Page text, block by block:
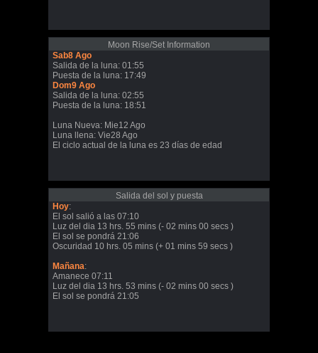
Moon Rise/Set Information
Sab8 Ago
Salida de la luna: 01:55
Puesta de la luna: 17:49
Dom9 Ago
Salida de la luna: 02:55
Puesta de la luna: 18:51
Luna Nueva: Mie12 Ago
Luna llena: Vie28 Ago
El ciclo actual de la luna es 23 días de edad
Salida del sol y puesta
Hoy:
El sol salió a las 07:10
Luz del dia 13 hrs. 55 mins (- 02 mins 00 secs )
El sol se pondrá 21:06
Oscuridad 10 hrs. 05 mins (+ 01 mins 59 secs )
Mañana:
Amanece 07:11
Luz del dia 13 hrs. 53 mins (- 02 mins 00 secs )
El sol se pondrá 21:05